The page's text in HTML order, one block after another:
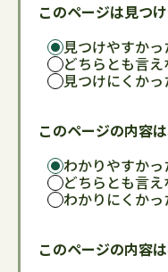
このページは見つ
見つけやすかっ
どちらとも言え
見つけにくかっ
このページの内容
わかりやすかっ
どちらとも言え
わかりにくかっ
このページの内容